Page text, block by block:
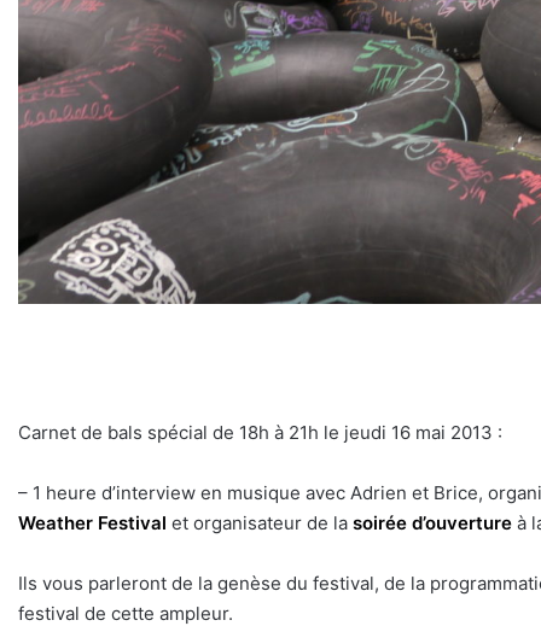
Carnet de bals spécial de 18h à 21h le jeudi 16 mai 2013 :
– 1 heure d’interview en musique avec Adrien et Brice,
Weather Festival et organisateur de la soirée d’ouverture à
Ils vous parleront de la genèse du festival, de la
festival de cette ampleur.